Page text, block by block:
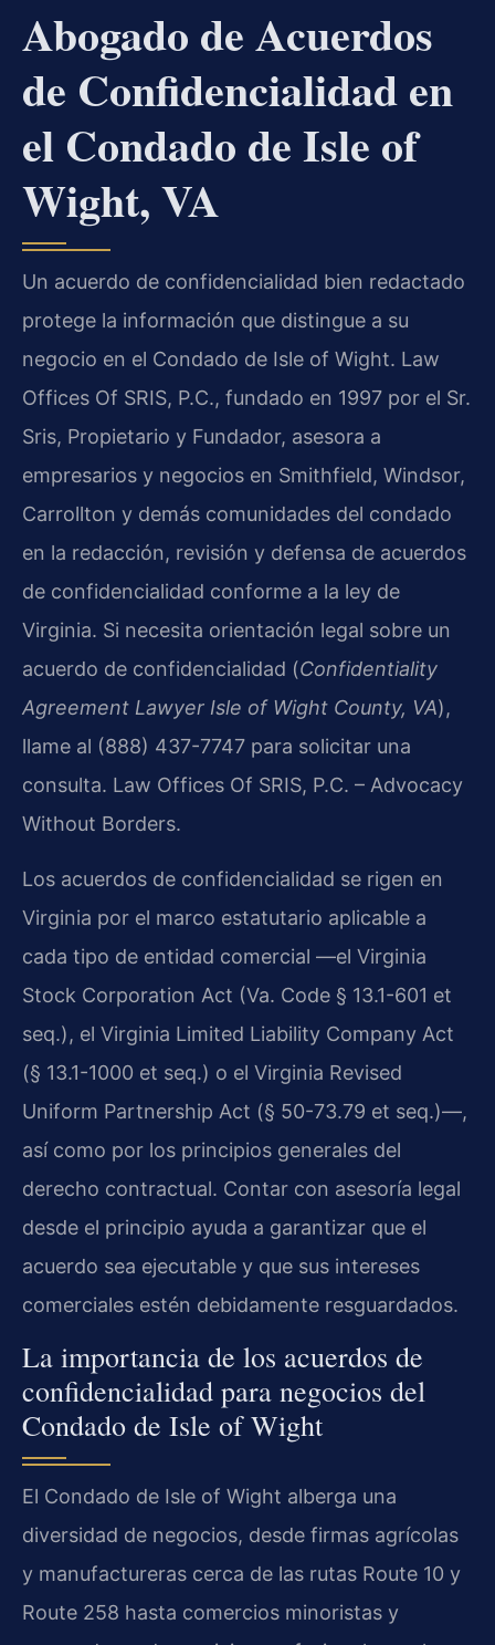
Abogado de Acuerdos
de Confidencialidad en
el Condado de Isle of
Wight, VA
Un acuerdo de confidencialidad bien redactado
protege la información que distingue a su
negocio en el Condado de Isle of Wight. Law
Offices Of SRIS, P.C., fundado en 1997 por el Sr.
Sris, Propietario y Fundador, asesora a
empresarios y negocios en Smithfield, Windsor,
Carrollton y demás comunidades del condado
en la redacción, revisión y defensa de acuerdos
de confidencialidad conforme a la ley de
Virginia. Si necesita orientación legal sobre un
acuerdo de confidencialidad (Confidentiality
Agreement Lawyer Isle of Wight County, VA),
llame al (888) 437-7747 para solicitar una
consulta. Law Offices Of SRIS, P.C. – Advocacy
Without Borders.
Los acuerdos de confidencialidad se rigen en
Virginia por el marco estatutario aplicable a
cada tipo de entidad comercial —el Virginia
Stock Corporation Act (Va. Code § 13.1-601 et
seq.), el Virginia Limited Liability Company Act
(§ 13.1-1000 et seq.) o el Virginia Revised
Uniform Partnership Act (§ 50-73.79 et seq.)—,
así como por los principios generales del
derecho contractual. Contar con asesoría legal
desde el principio ayuda a garantizar que el
acuerdo sea ejecutable y que sus intereses
comerciales estén debidamente resguardados.
La importancia de los acuerdos de
confidencialidad para negocios del
Condado de Isle of Wight
El Condado de Isle of Wight alberga una
diversidad de negocios, desde firmas agrícolas
y manufactureras cerca de las rutas Route 10 y
Route 258 hasta comercios minoristas y